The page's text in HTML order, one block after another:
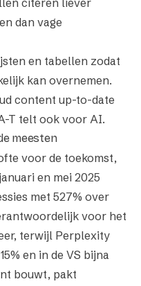
citeren liever
dan vage
en tabellen zodat
kan overnemen.
content up-to-date
T telt ook voor AI.
meesten
voor de toekomst,
en mei 2025
met 527% over
voor het
terwijl Perplexity
en in de VS bijna
bouwt, pakt